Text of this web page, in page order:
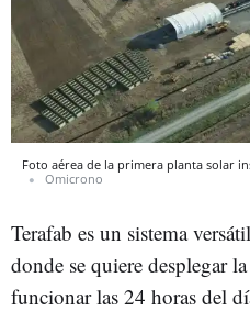
Foto aérea de la primera planta solar
Omicrono
Terafab es un sistema
donde se quiere desplegar
funcionar las 24 horas del